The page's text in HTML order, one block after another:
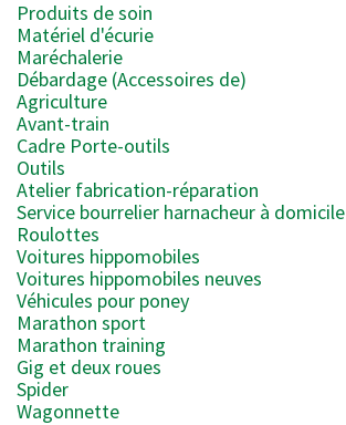
Produits de soin
Matériel d'écurie
Maréchalerie
Débardage (Accessoires de)
Agriculture
Avant-train
Cadre Porte-outils
Outils
Atelier fabrication-réparation
Service bourrelier harnacheur à domicile
Roulottes
Voitures hippomobiles
Voitures hippomobiles neuves
Véhicules pour poney
Marathon sport
Marathon training
Gig et deux roues
Spider
Wagonnette